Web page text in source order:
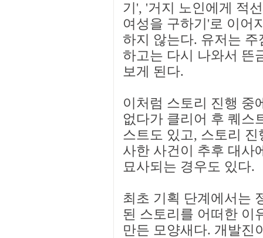
기', '거지 노인에게 적
여성을 구하기'로 이어
하지 않는다. 유저는
하고는 다시 나와서 뜬
보게 된다.
이처럼 스토리 진행 중
없다가 클리어 후 퀘스
스트도 있고, 스토리
사한 사건이 추후 대사
묘사되는 경우도 있다.
최초 기획 단계에서는
된 스토리를 어떠한 이
만든 모양새다. 개발진